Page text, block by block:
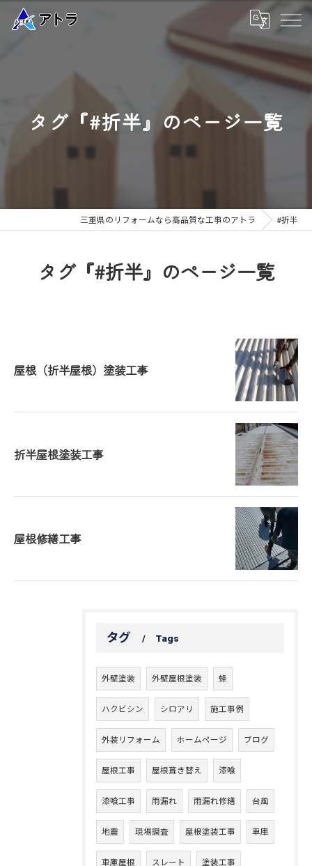
タグ『#折半』のページ一覧
三重県のリフォームなら高品質な工事のアトラ #折半
タグ『#折半』のページ一覧
屋根（折半屋根）塗装工事
折半屋根塗装工事
屋根修繕工事
タグ Tags
外壁塗装 外壁屋根塗装 蜂
ハクビシン シロアリ 施工事例
外装リフォーム ホームページ ブログ
屋根工事 屋根葺き替え 漆喰
漆喰工事 雨漏れ 雨漏れ修繕 台風
地震 現場調査 屋根塗装工事 車庫
車庫屋根 スレート 塗装工事